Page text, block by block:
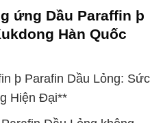
ứng Dầu Paraffin þ
Hàn Quốc
þ Parafin Dầu Lỏng: Sức
Hiện Đại**